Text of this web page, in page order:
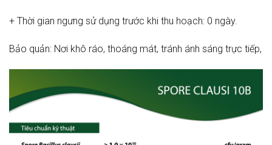
+ Thời gian ngưng sử dụng trước khi thu hoạch: 0 ngày.
Bảo quản: Nơi khô ráo, thoáng mát, tránh ánh sáng trực tiếp,